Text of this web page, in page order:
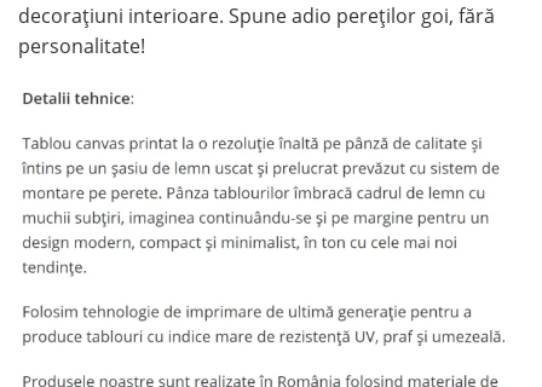
decorațiuni interioare. Spune adio pereților goi, fără
personalitate!